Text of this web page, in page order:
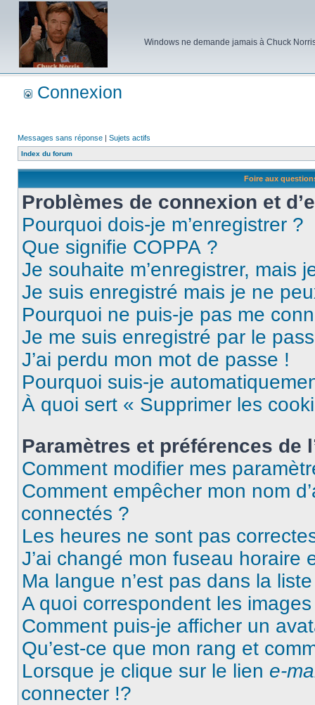
Windows ne demande jamais à Chuck
Connexion
Messages sans réponse | Sujets actifs
Index du forum
Foire aux
Problèmes de connexion et
Pourquoi dois-je m’enregistrer ?
Que signifie COPPA ?
Je souhaite m’enregistrer, mais
Je suis enregistré mais je ne
Pourquoi ne puis-je pas me
Je me suis enregistré par le
J’ai perdu mon mot de passe !
Pourquoi suis-je
À quoi sert « Supprimer les
Paramètres et préférences de
Comment modifier mes
Comment empêcher mon nom
connectés ?
Les heures ne sont pas
J’ai changé mon fuseau horaire
Ma langue n’est pas dans la
A quoi correspondent les
Comment puis-je afficher un
Qu’est-ce que mon rang et
Lorsque je clique sur le lien e-
connecter !?